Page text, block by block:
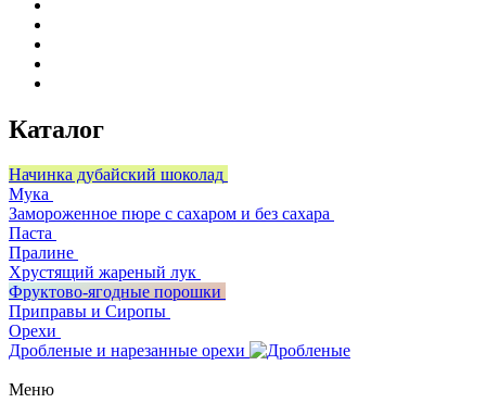
Каталог
Начинка дубайский шоколад
Мука
Замороженное пюре с сахаром и без сахара
Паста
Пралине
Хрустящий жареный лук
Фруктово-ягодные порошки
Приправы и Сиропы
Орехи
Дробленые и нарезанные орехи
Меню